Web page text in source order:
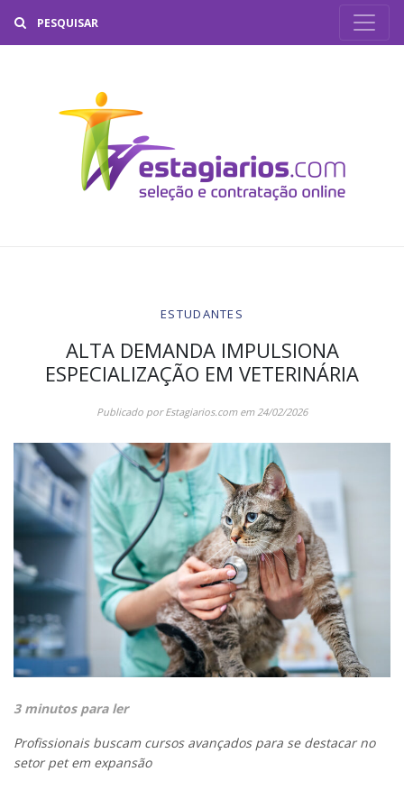
ESTUDANTES
ALTA DEMANDA IMPULSIONA
ESPECIALIZAÇÃO EM VETERINÁRIA
Publicado porEstagiarios.comem24/02/2026
3 minutos para ler
Profissionais buscam cursos avançados para se destacar no
setor pet em expansão